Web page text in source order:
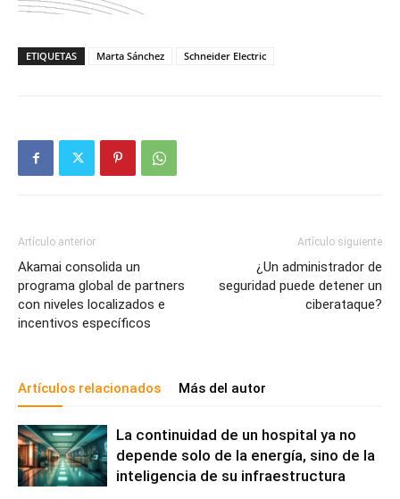
ETIQUETAS Marta Sánchez Schneider Electric
Artículo anterior
Akamai consolida un
programa global de partners
con niveles localizados e
incentivos específicos
Artículo siguiente
¿Un administrador de
seguridad puede detener un
ciberataque?
Artículos relacionados Más del autor
La continuidad de un hospital ya no
depende solo de la energía, sino de la
inteligencia de su infraestructura